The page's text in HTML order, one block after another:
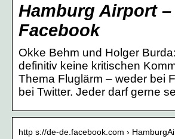
Hamburg Airport –
Facebook
Okke Behm und Holger
definitiv keine kritischen
Thema Fluglärm – weder bei
bei Twitter. Jeder darf gerne
http s://de-de.facebook.com ›